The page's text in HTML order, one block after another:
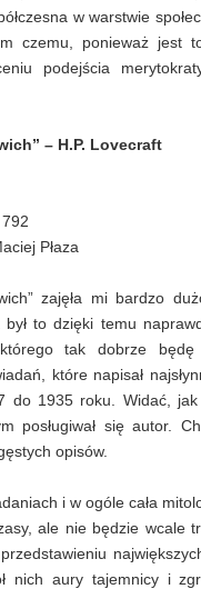
w warstwie
czemu, ponieważ jest
podejścia
– H.P. Lovecraft
792
Płaza
zajęła mi bardzo
był to dzięki temu
tak dobrze
które napisał
do 1935 roku. Widać,
się autor.
opisów.
i w ogóle cała
ale nie będzie wcale
nich aury tajemnicy i